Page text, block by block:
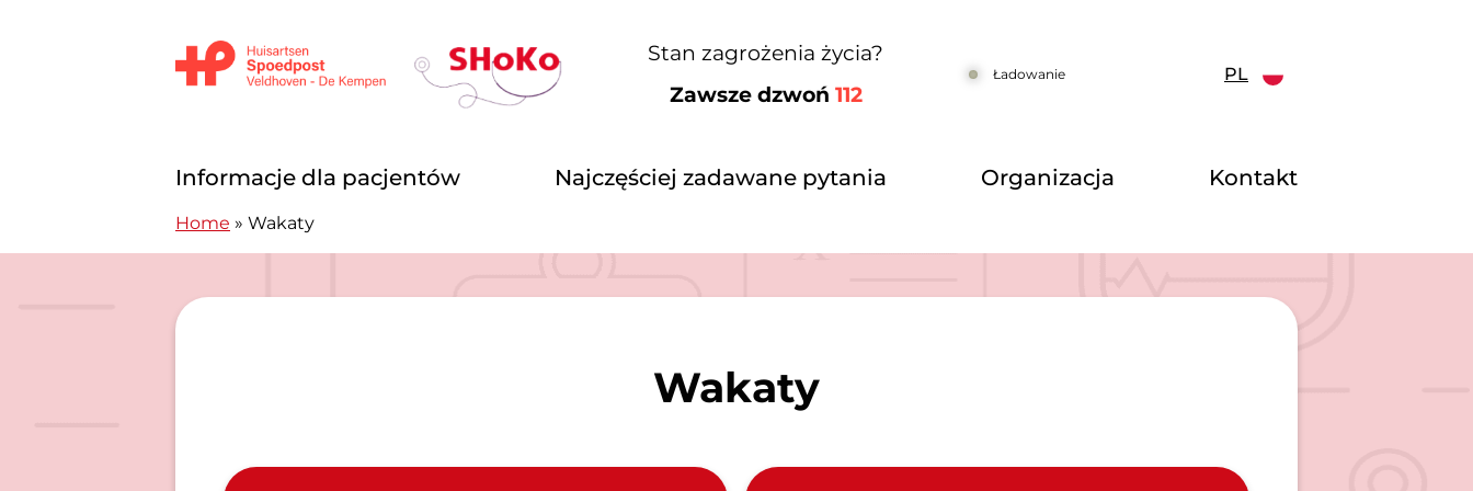
Stan zagrożenia życia?
Zawsze dzwoń 112
Ładowanie PL
Informacje dla pacjentów Najczęściej zadawane pytania Organizacja Kontakt
Home » Wakaty
Wakaty